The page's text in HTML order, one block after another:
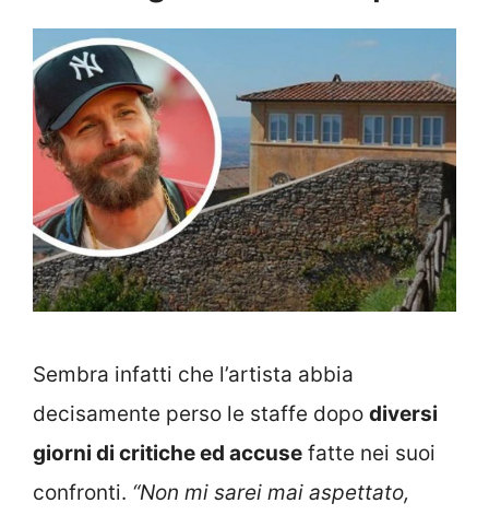
Sembra infatti che l’artista abbia
decisamente perso le staffe dopo diversi
giorni di critiche ed accuse fatte nei suoi
confronti. “Non mi sarei mai aspettato,